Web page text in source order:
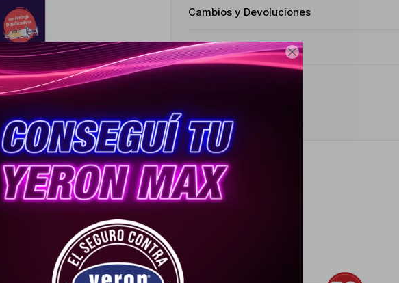

Cambios y Devoluciones
Medios de pago
Productos que te pueden interesar